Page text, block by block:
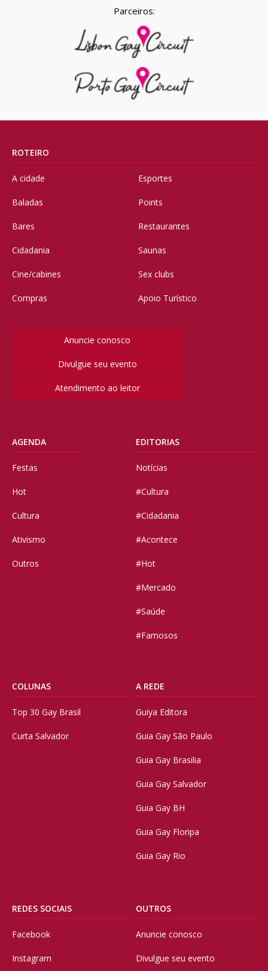
Parceiros:
ROTEIRO
A cidade
Baladas
Bares
Cidadania
Cine/cabines
Compras
Esportes
Points
Restaurantes
Saunas
Sex clubs
Apoio Turístico
Anuncie conosco
Divulgue seu evento
Atendimento ao leitor
AGENDA
Festas
Hot
Cultura
Ativismo
Outros
EDITORIAS
Notícias
#Cultura
#Cidadania
#Acontece
#Hot
#Mercado
#Saúde
#Famosos
COLUNAS
Top 30 Gay Brasil
Curta Salvador
A REDE
Guiya Editora
Guia Gay São Paulo
Guia Gay Brasilia
Guia Gay Salvador
Guia Gay BH
Guia Gay Floripa
Guia Gay Rio
REDES SOCIAIS
Facebook
Instagram
OUTROS
Anuncie conosco
Divulgue seu evento